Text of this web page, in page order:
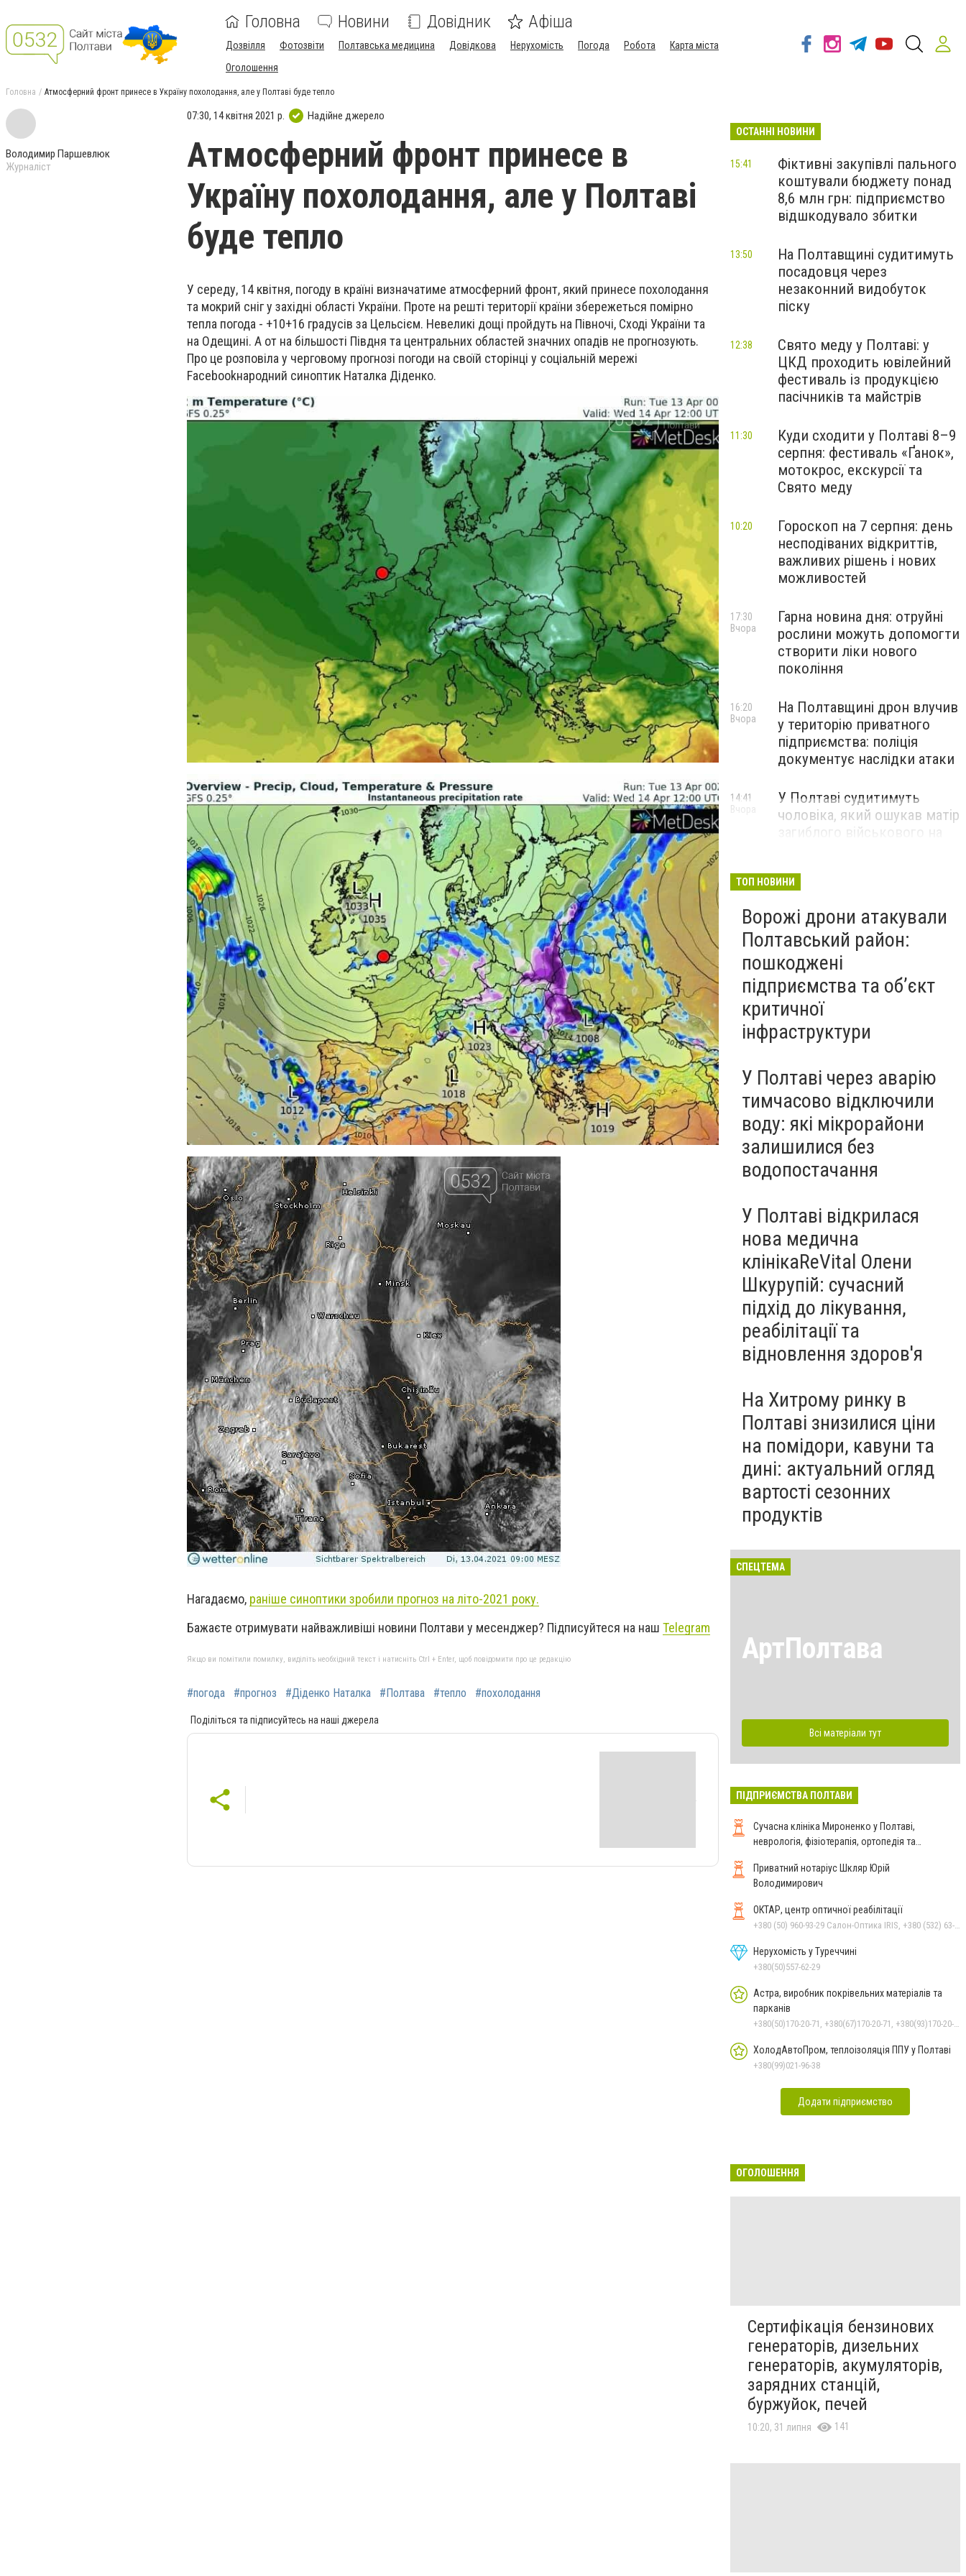
Головна Новини Довідник Афіша
Дозвілля Фотозвіти Полтавська медицина Довідкова Нерухомість Погода Робота
Карта міста
Оголошення
Головна Атмосферний фронт принесе в Україну похолодання, але у Полтаві буде тепло
Володимир Паршевлюк
Журналіст
07:30, 14 квітня 2021 р. Надійне джерело
Атмосферний фронт принесе в
Україну похолодання, але у Полтаві
буде тепло
У середу, 14 квітня, погоду в країні визначатиме атмосферний фронт, який принесе похолодання
та мокрий сніг у західні області України. Проте на решті території країни збережеться помірно
тепла погода - +10+16 градусів за Цельсієм. Невеликі дощі пройдуть на Півночі, Сході України та
на Одещині. А от на більшості Півдня та центральних областей значних опадів не прогнозують.
Про це розповіла у черговому прогнозі погоди на своїй сторінці у соціальній мережі
Facebookнародний синоптик Наталка Діденко.
Нагадаємо, раніше синоптики зробили прогноз на літо-2021 року.
Бажаєте отримувати найважливіші новини Полтави у месенджер? Підписуйтеся на наш Telegram
Якщо ви помітили помилку, виділіть необхідний текст і натисніть Ctrl + Enter, щоб повідомити про це редакцію
#погода #прогноз #Діденко Наталка #Полтава #тепло #похолодання
Поділіться та підписуйтесь на наші джерела
ОСТАННІ НОВИНИ
Фіктивні закупівлі пального
коштували бюджету понад
8,6 млн грн: підприємство
відшкодувало збитки
15:41
На Полтавщині судитимуть
посадовця через
незаконний видобуток
піску
13:50
Свято меду у Полтаві: у
ЦКД проходить ювілейний
фестиваль із продукцією
пасічників та майстрів
12:38
Куди сходити у Полтаві 8–9
серпня: фестиваль «Ґанок»,
мотокрос, екскурсії та
Свято меду
11:30
Гороскоп на 7 серпня: день
несподіваних відкриттів,
важливих рішень і нових
можливостей
10:20
Гарна новина дня: отруйні
рослини можуть допомогти
створити ліки нового
покоління
17:30
Вчора
На Полтавщині дрон влучив
у територію приватного
підприємства: поліція
документує наслідки атаки
16:20
Вчора
У Полтаві судитимуть
чоловіка, який ошукав матір
загиблого військового на
14:41
Вчора
ТОП НОВИНИ
Ворожі дрони атакували
Полтавський район:
пошкоджені
підприємства та об’єкт
критичної
інфраструктури
У Полтаві через аварію
тимчасово відключили
воду: які мікрорайони
залишилися без
водопостачання
У Полтаві відкрилася
нова медична
клінікаReVital Олени
Шкурупій: сучасний
підхід до лікування,
реабілітації та
відновлення здоров'я
На Хитрому ринку в
Полтаві знизилися ціни
на помідори, кавуни та
дині: актуальний огляд
вартості сезонних
продуктів
СПЕЦТЕМА
АртПолтава
Всі матеріали тут
ПІДПРИЄМСТВА ПОЛТАВИ
Сучасна клініка Мироненко у Полтаві,
неврологія, фізіотерапія, ортопедія та
Приватний нотаріус Шкляр Юрій
Володимирович
ОКТАР, центр оптичної реабілітації
Нерухомість у Туреччині
+380(50)557-62-29
Астра, виробник покрівельних матеріалів та
парканів
ХолодАвтоПром, теплоізоляція ППУ у Полтаві
+380(99)021-96-38
Додати підприємство
ОГОЛОШЕННЯ
Сертифікація бензинових
генераторів, дизельних
генераторів, акумуляторів,
зарядних станцій,
буржуйок, печей
10:20, 31 липня 141